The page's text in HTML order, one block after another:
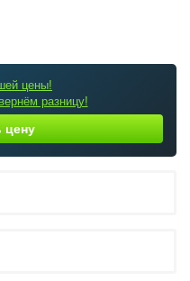
цены!
разницу!
цену